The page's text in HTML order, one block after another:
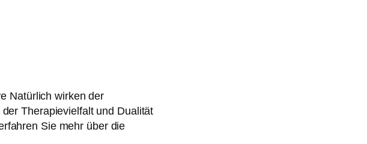
Natürlich wirken der
Therapievielfalt und Dualität
Sie mehr über die